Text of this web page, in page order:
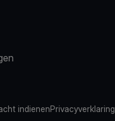
indienenPrivacyverklaring